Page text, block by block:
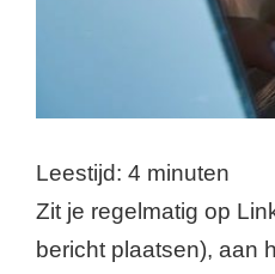
Leestijd: 4 minuten
Zit je regelmatig op
bericht plaatsen), aan